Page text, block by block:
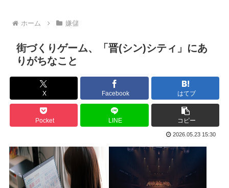
マッシヴ・アタック、シンガポール公演でパレスチナ国旗を掲...
「お父さんが私にいくら使おうと、あなたには関係ない」そう...
識者「山上徹也が安倍晋三を討たなければ、日本国は今でも統...
灼眼のシャナというラノベwww
プーチン「あえて申し上げます。助けてください。」
このガンプラなにかわかる？
ラジコンのキングタイガーでスズメバチの巣に突撃「ハチから...
イチローがマリナーズ主催のHRダービーで見せた活躍にML...
高市早苗、また怪しい経歴が出てくるwww
ホーム 嫌儲
街づくりゲーム、「晋(シン)シティ」にあ
りがちなこと
X Facebook はてブ
Pocket LINE コピー
2026.05.23 15:30